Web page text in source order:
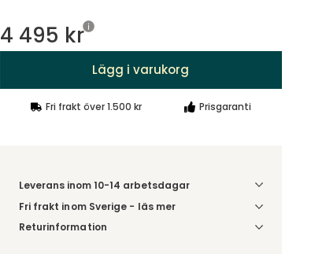
4 495 kr
Lägg i varukorg
Fri frakt över 1.500 kr Prisgaranti
Leverans inom 10-14 arbetsdagar
Fri frakt inom Sverige - läs mer
Denna vara skickas till ett ombud. Du väljer själv i
Returinformation